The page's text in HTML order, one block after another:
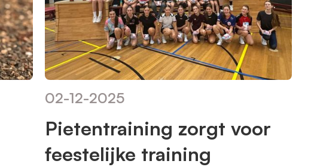
02-12-2025
Pietentraining zorgt voor
feestelijke training